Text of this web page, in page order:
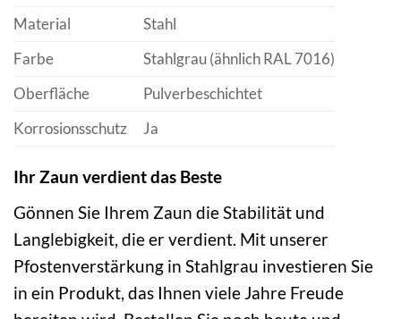
Material
Stahl
Farbe
Stahlgrau (ähnlich RAL 7016)
Oberfläche
Pulverbeschichtet
Korrosionsschutz
Ja
Ihr Zaun verdient das Beste
Gönnen Sie Ihrem Zaun die Stabilität und
Langlebigkeit, die er verdient. Mit unserer
Pfostenverstärkung in Stahlgrau investieren Sie
in ein Produkt, das Ihnen viele Jahre Freude